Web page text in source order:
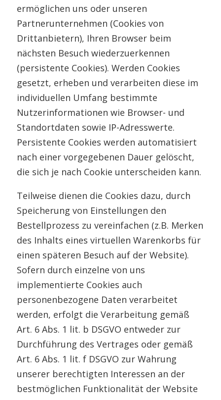
ermöglichen uns oder unseren
Partnerunternehmen (Cookies von
Drittanbietern), Ihren Browser beim
nächsten Besuch wiederzuerkennen
(persistente Cookies). Werden Cookies
gesetzt, erheben und verarbeiten diese im
individuellen Umfang bestimmte
Nutzerinformationen wie Browser- und
Standortdaten sowie IP-Adresswerte.
Persistente Cookies werden automatisiert
nach einer vorgegebenen Dauer gelöscht,
die sich je nach Cookie unterscheiden kann.
Teilweise dienen die Cookies dazu, durch
Speicherung von Einstellungen den
Bestellprozess zu vereinfachen (z.B. Merken
des Inhalts eines virtuellen Warenkorbs für
einen späteren Besuch auf der Website).
Sofern durch einzelne von uns
implementierte Cookies auch
personenbezogene Daten verarbeitet
werden, erfolgt die Verarbeitung gemäß
Art. 6 Abs. 1 lit. b DSGVO entweder zur
Durchführung des Vertrages oder gemäß
Art. 6 Abs. 1 lit. f DSGVO zur Wahrung
unserer berechtigten Interessen an der
bestmöglichen Funktionalität der Website